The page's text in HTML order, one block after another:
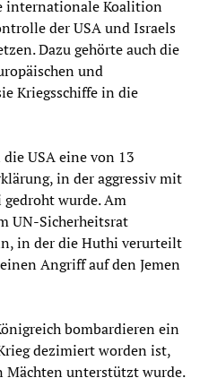
internationale Koalition
der USA und Israels
Dazu gehörte auch die
und
Kriegsschiffe in die
USA eine von 13
in der aggressiv mit
wurde. Am
UN-Sicherheitsrat
in der die Huthi verurteilt
Angriff auf den Jemen
bombardieren ein
dezimiert worden ist,
Mächten unterstützt wurde.